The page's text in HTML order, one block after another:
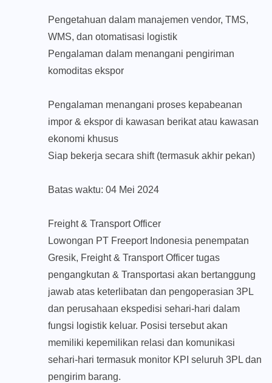
Pengetahuan dalam manajemen vendor, TMS,
WMS, dan otomatisasi logistik
Pengalaman dalam menangani pengiriman
komoditas ekspor
Pengalaman menangani proses kepabeanan
impor & ekspor di kawasan berikat atau kawasan
ekonomi khusus
Siap bekerja secara shift (termasuk akhir pekan)
Batas waktu: 04 Mei 2024
Freight & Transport Officer
Lowongan PT Freeport Indonesia penempatan
Gresik, Freight & Transport Officer tugas
pengangkutan & Transportasi akan bertanggung
jawab atas keterlibatan dan pengoperasian 3PL
dan perusahaan ekspedisi sehari-hari dalam
fungsi logistik keluar. Posisi tersebut akan
memiliki kepemilikan relasi dan komunikasi
sehari-hari termasuk monitor KPI seluruh 3PL dan
pengirim barang.